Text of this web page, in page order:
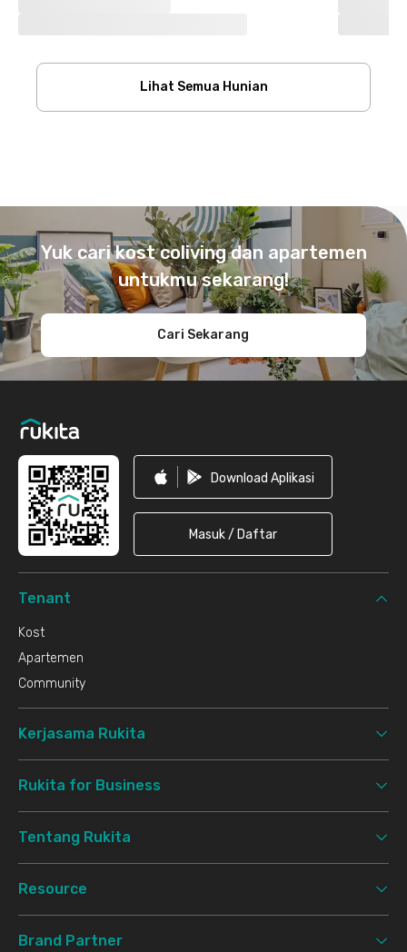
Lihat Semua Hunian
Yuk cari kost coliving dan apartemen
untukmu sekarang!
Cari Sekarang
Download Aplikasi
Masuk / Daftar
Tenant
Kost
Apartemen
Community
Kerjasama Rukita
Rukita for Business
Tentang Rukita
Resource
Brand Partner